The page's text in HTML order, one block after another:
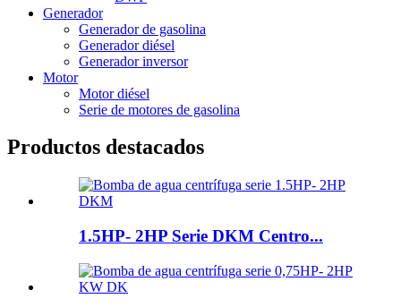
Generador
Generador de gasolina
Generador diésel
Generador inversor
Motor
Motor diésel
Serie de motores de gasolina
Productos destacados
1.5HP- 2HP Serie DKM Centro...